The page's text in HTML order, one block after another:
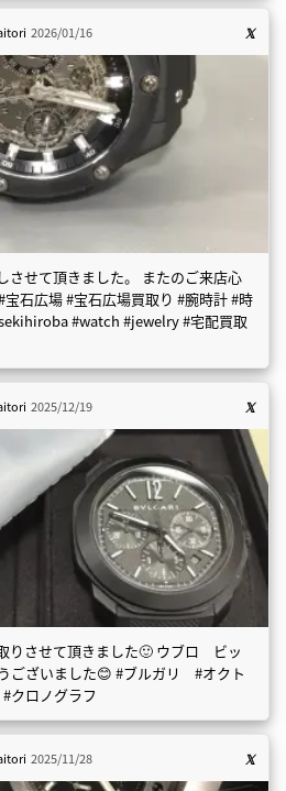
2026/01/16
させて頂きました。 またのご来店心
石広場 #宝石広場買取り #腕時計 #時
#watch #jewelry #宅配買取
2025/12/19
りさせて頂きました🙂 ウブロ ビッ
ございました😊 #ブルガリ #オクト
ロノグラフ
2025/11/28